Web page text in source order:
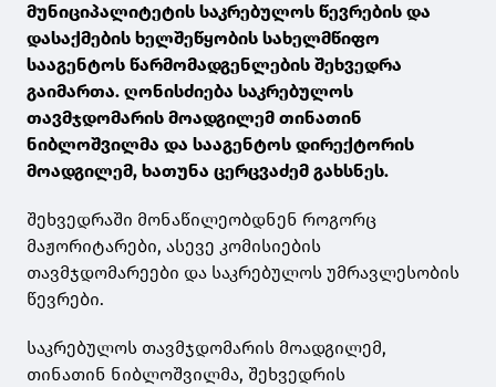
მუნიციპალიტეტის საკრებულოს წევრების და
დასაქმების ხელშეწყობის სახელმწიფო
სააგენტოს წარმომადგენლების შეხვედრა
გაიმართა. ღონისძიება საკრებულოს
თავმჯდომარის მოადგილემ თინათინ
ნიბლოშვილმა და სააგენტოს დირექტორის
მოადგილემ, ხათუნა ცერცვაძემ გახსნეს.
შეხვედრაში მონაწილეობდნენ როგორც
მაჟორიტარები, ასევე კომისიების
თავმჯდომარეები და საკრებულოს უმრავლესობის
წევრები.
საკრებულოს თავმჯდომარის მოადგილემ,
თინათინ ნიბლოშვილმა, შეხვედრის